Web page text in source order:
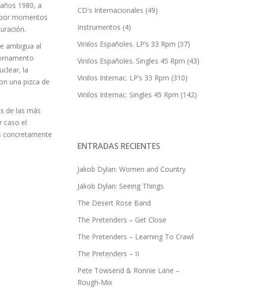
1980, a
momentos
ambigua al
la
una pizca de
de las más
caso el
concretamente
CD's Internacionales (49)
Instrumentos (4)
Vinilos Españoles. LP’s 33 Rpm (37)
Vinilos Españoles. Singles 45 Rpm (43)
Vinilos Internac. LP’s 33 Rpm (310)
Vinilos Internac. Singles 45 Rpm (142)
ENTRADAS RECIENTES
Jakob Dylan: Women and Country
Jakob Dylan: Seeing Things
The Desert Rose Band
The Pretenders – Get Close
The Pretenders – Learning To Crawl
The Pretenders – II
Pete Towsend & Ronnie Lane –
Rough-Mix